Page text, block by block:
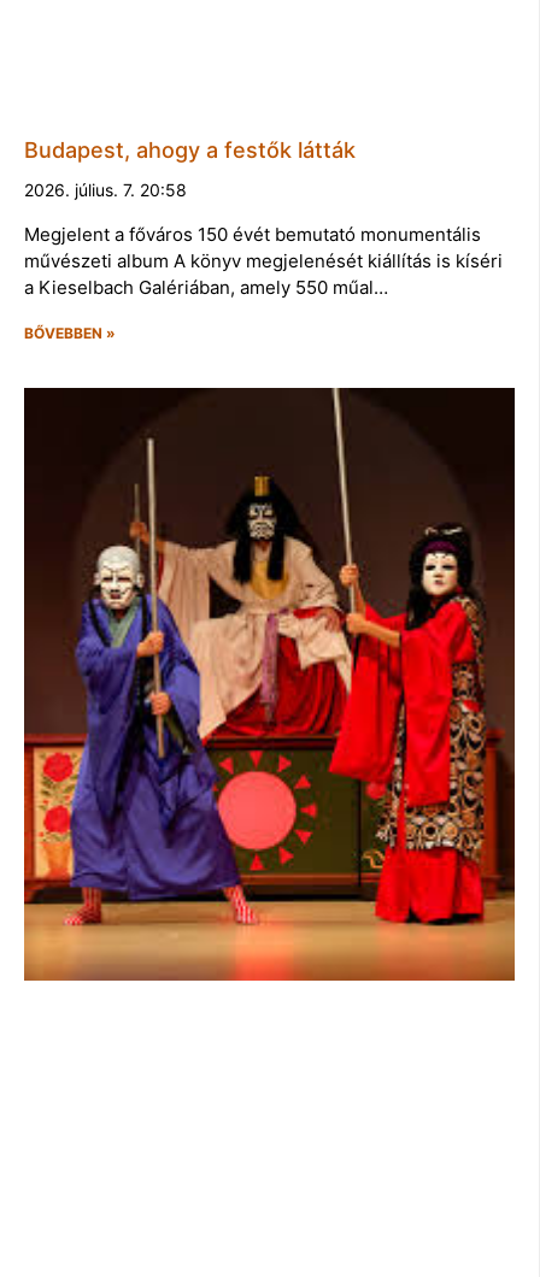
Budapest, ahogy a festők látták
2026. július. 7. 20:58
Megjelent a főváros 150 évét bemutató monumentális
művészeti album A könyv megjelenését kiállítás is kíséri
a Kieselbach Galériában, amely 550 műal…
BŐVEBBEN »